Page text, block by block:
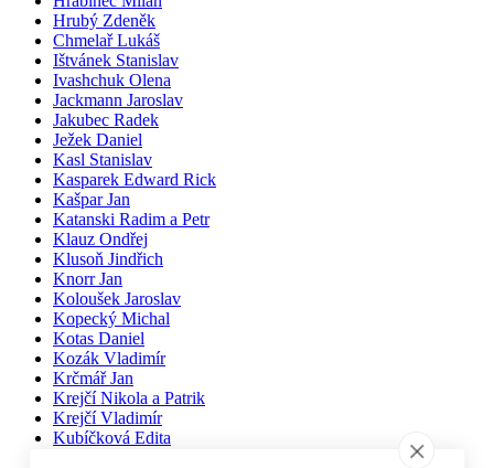
Hrubý Zdeněk
Chmelař Lukáš
Ištvánek Stanislav
Ivashchuk Olena
Jackmann Jaroslav
Jakubec Radek
Ježek Daniel
Kasl Stanislav
Kasparek Edward Rick
Kašpar Jan
Katanski Radim a Petr
Klauz Ondřej
Klusoň Jindřich
Knorr Jan
Koloušek Jaroslav
Kopecký Michal
Kotas Daniel
Kozák Vladimír
Krčmář Jan
Krejčí Nikola a Patrik
Krejčí Vladimír
Kubíčková Edita